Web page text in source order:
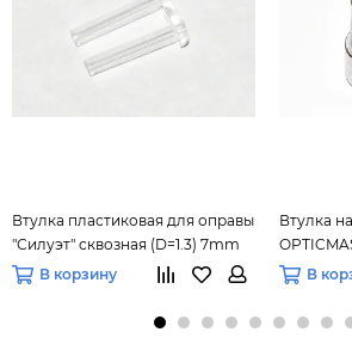
Втулка пластиковая для оправы
"Силуэт" сквозная (D=1.3) 7mm
(1057.10) 100 шт.
В корзину
Втулка
В